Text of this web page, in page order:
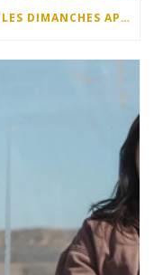
QUELQU’UN DEVRAIT INTERDIRE LES DIMANCHES APRÈS-MIDI